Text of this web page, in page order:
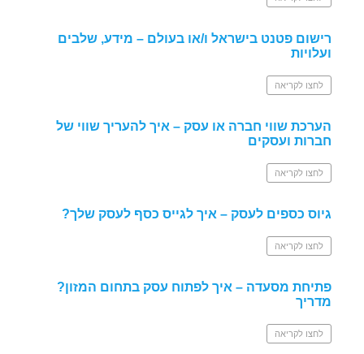
רישום פטנט בישראל ו/או בעולם – מידע, שלבים
ועלויות
לחצו לקריאה
הערכת שווי חברה או עסק – איך להעריך שווי של
חברות ועסקים
לחצו לקריאה
גיוס כספים לעסק – איך לגייס כסף לעסק שלך?
לחצו לקריאה
פתיחת מסעדה – איך לפתוח עסק בתחום המזון?
מדריך
לחצו לקריאה